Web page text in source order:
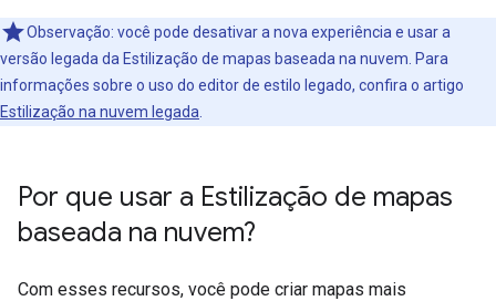
Observação: você pode desativar a nova experiência e usar a
versão legada da Estilização de mapas baseada na nuvem. Para
informações sobre o uso do editor de estilo legado, confira o artigo
Estilização na nuvem legada
Por que usar a Estilização de mapas
baseada na nuvem?
Com esses recursos, você pode criar mapas mais